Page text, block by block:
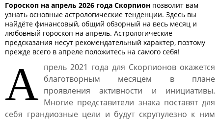
Гороскоп на апрель 2026 года Скорпион позволит вам
узнать основные астрологические тенденции. Здесь вы
найдёте финансовый, общий обзорный на весь месяц и
любовный гороскоп на апрель. Астрологические
предсказания несут рекомендательный характер, поэтому
прежде всего в апреле положитесь на самого себя!
А прель 2021 года для Скорпионов окажется
благотворным месяцем в плане
проявления активности и инициативы.
Многие представители знака поставят для
себя грандиозные цели и будут скрупулезно к ним